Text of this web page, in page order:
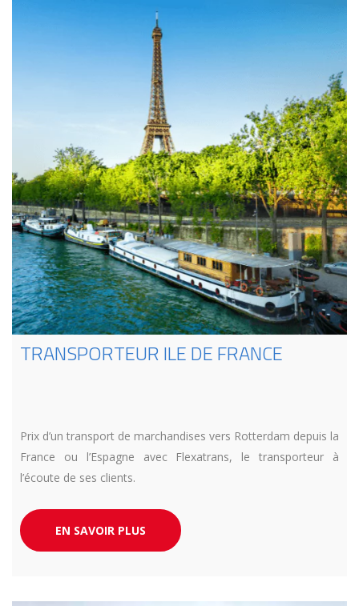
TRANSPORTEUR ILE DE FRANCE
Prix d’un transport de marchandises vers Rotterdam depuis la
France ou l’Espagne avec Flexatrans, le transporteur à
l’écoute de ses clients.
EN SAVOIR PLUS